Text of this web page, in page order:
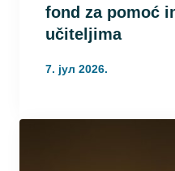
fond za pomoć
učiteljima
7. јул 2026.